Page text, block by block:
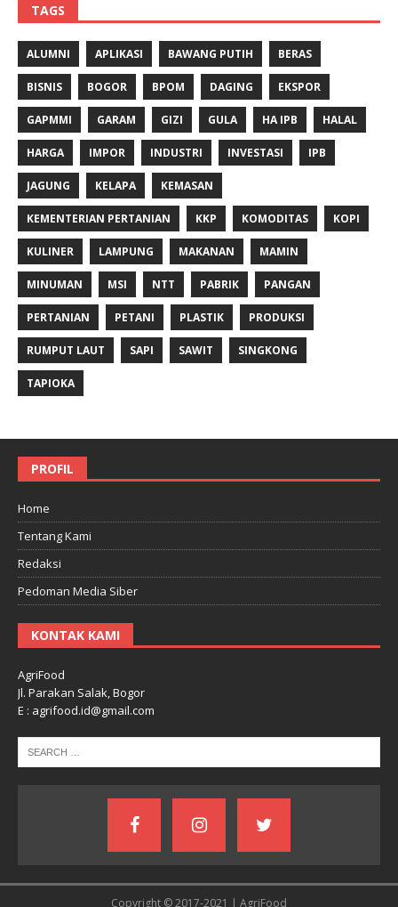
TAGS
ALUMNI APLIKASI BAWANG PUTIH BERAS
BISNIS BOGOR BPOM DAGING EKSPOR
GAPMMI GARAM GIZI GULA HA IPB HALAL
HARGA IMPOR INDUSTRI INVESTASI IPB
JAGUNG KELAPA KEMASAN
KEMENTERIAN PERTANIAN KKP KOMODITAS KOPI
KULINER LAMPUNG MAKANAN MAMIN
MINUMAN MSI NTT PABRIK PANGAN
PERTANIAN PETANI PLASTIK PRODUKSI
RUMPUT LAUT SAPI SAWIT SINGKONG
TAPIOKA
PROFIL
Home
Tentang Kami
Redaksi
Pedoman Media Siber
KONTAK KAMI
AgriFood
Jl. Parakan Salak, Bogor
E : agrifood.id@gmail.com
Copyright © 2017-2021 | AgriFood